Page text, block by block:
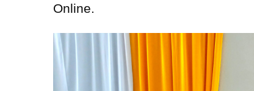
Online.